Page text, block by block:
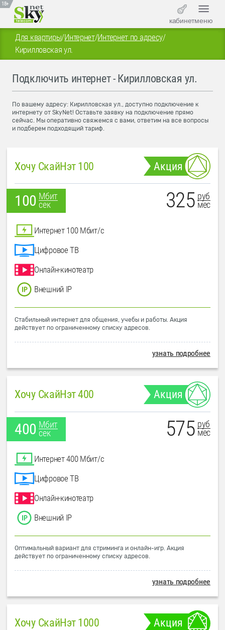
18+
кабинетменю
Для квартиры/Интернет/Интернет по адресу/
Кирилловская ул.
Подключить интернет - Кирилловская ул.
По вашему адресу: Кирилловская ул., доступно подключение к
интернету от SkyNet! Оставьте заявку на подключение прямо
сейчас. Мы оперативно свяжемся с вами, ответим на все вопросы
и подберем подходящий тариф.
Хочу СкайНэт 100 Акция
100 Мбит
сек
325 руб
мес
Интернет 100 Мбит/с
Цифровое ТВ
Онлайн-кинотеатр
Внешний IP
Стабильный интернет для общения, учебы и работы. Акция
действует по ограниченному списку адресов.
узнать подробнее
Хочу СкайНэт 400 Акция
400 Мбит
сек
575 руб
мес
Интернет 400 Мбит/с
Цифровое ТВ
Онлайн-кинотеатр
Внешний IP
Оптимальный вариант для стриминга и онлайн-игр. Акция
действует по ограниченному списку адресов.
узнать подробнее
Хочу СкайНэт 1000 Акция